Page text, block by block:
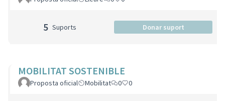
5 Suports Donar suport
MOBILITAT SOSTENIBLE
Proposta oficial Mobilitat 0 0